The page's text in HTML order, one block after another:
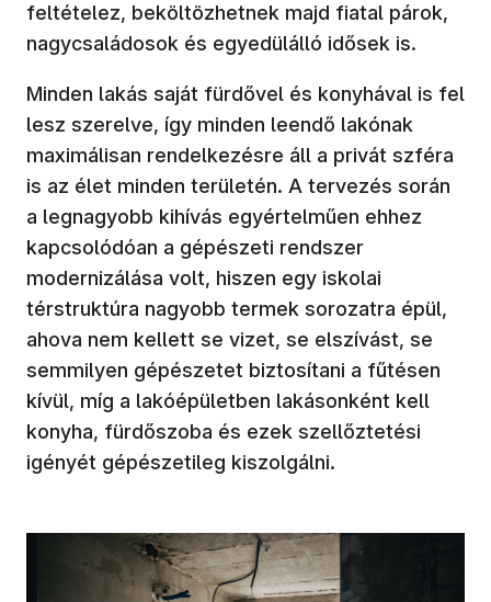
feltételez, beköltözhetnek majd fiatal párok,
nagycsaládosok és egyedülálló idősek is.
Minden lakás saját fürdővel és konyhával is fel
lesz szerelve, így minden leendő lakónak
maximálisan rendelkezésre áll a privát szféra
is az élet minden területén. A tervezés során
a legnagyobb kihívás egyértelműen ehhez
kapcsolódóan a gépészeti rendszer
modernizálása volt, hiszen egy iskolai
térstruktúra nagyobb termek sorozatra épül,
ahova nem kellett se vizet, se elszívást, se
semmilyen gépészetet biztosítani a fűtésen
kívül, míg a lakóépületben lakásonként kell
konyha, fürdőszoba és ezek szellőztetési
igényét gépészetileg kiszolgálni.